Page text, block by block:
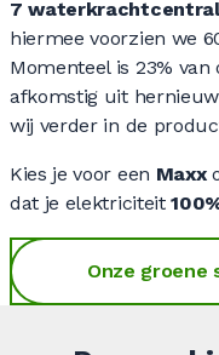
7
hiermee voorzien we
Momenteel is 23%
afkomstig uit
wij verder in de
Kies je voor een Maxx
dat je elektriciteit
Onze groene